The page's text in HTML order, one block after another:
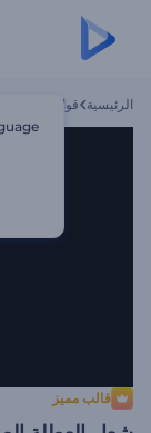
الرئيسية قوالب
قالب مميز